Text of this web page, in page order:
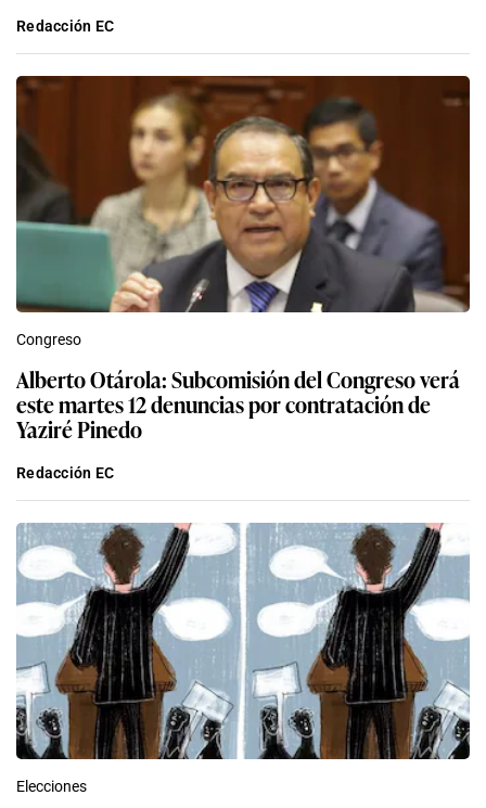
Redacción EC
Congreso
Alberto Otárola: Subcomisión del Congreso verá
este martes 12 denuncias por contratación de
Yaziré Pinedo
Redacción EC
Elecciones